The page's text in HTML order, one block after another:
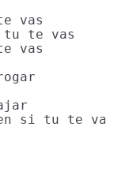
vas
tu te vas
vas
si tu te vas